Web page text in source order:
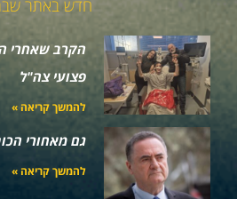
חדש באתר
הקרב שאחרי
פצועי צה"ל
להמשך קריאה »
גם מאחורי
להמשך קריאה »